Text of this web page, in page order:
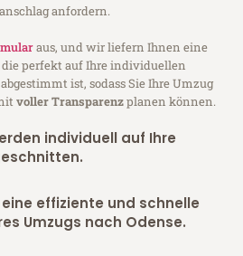
anfordern.
aus, und wir liefern Ihnen eine
die perfekt auf Ihre individuellen
ist, sodass Sie Ihre Umzug
voller Transparenzplanen können.
individuell auf Ihre
effiziente und schnelle
Umzugs nach Odense.